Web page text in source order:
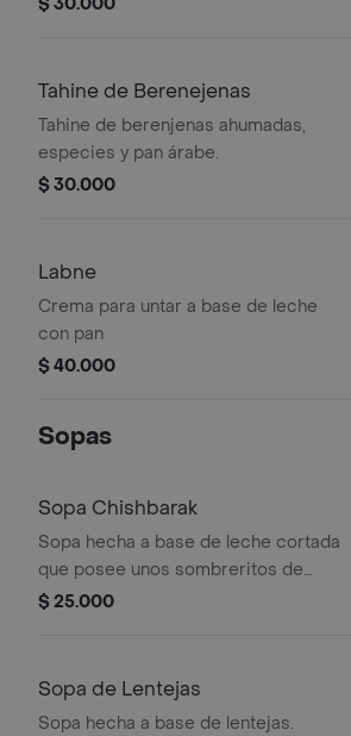
Tahine de Berenejenas
Tahine de berenjenas ahumadas,
especies y pan árabe.
$ 30.000
Labne
Crema para untar a base de leche
con pan
$ 40.000
Sopas
Sopa Chishbarak
Sopa hecha a base de leche cortada
que posee unos sombreritos de
harina rellenos de carne molida.
$ 25.000
Sopa de Lentejas
Sopa hecha a base de lentejas.